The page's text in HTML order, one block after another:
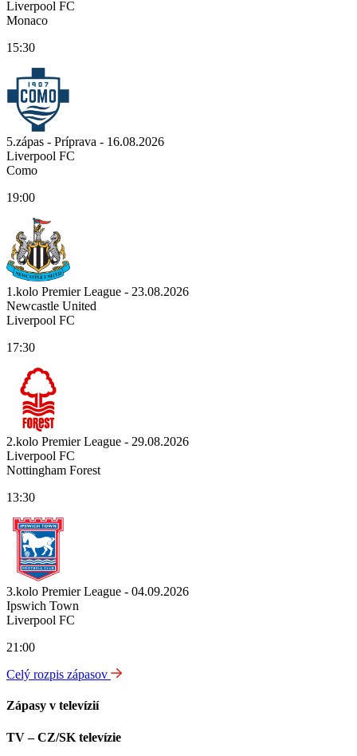
Liverpool FC
Monaco
15:30
5.zápas - Príprava - 16.08.2026
Liverpool FC
Como
19:00
1.kolo Premier League - 23.08.2026
Newcastle United
Liverpool FC
17:30
2.kolo Premier League - 29.08.2026
Liverpool FC
Nottingham Forest
13:30
3.kolo Premier League - 04.09.2026
Ipswich Town
Liverpool FC
21:00
Celý rozpis zápasov
Zápasy v televízií
TV – CZ/SK televízie